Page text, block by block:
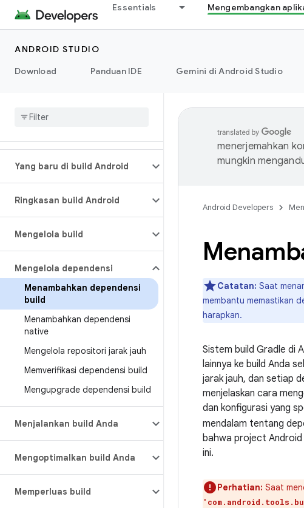
Essentials Mengembangkan
ANDROID STUDIO
Download
Panduan IDE Gemini di Android Studio
Yang baru di build Android
Ringkasan build Android
Mengelola build
Mengelola dependensi
Menambahkan dependensi
build
Menambahkan dependensi
native
Mengelola repositori jarak jauh
Memverifikasi dependensi build
Mengupgrade dependensi build
Menjalankan build Anda
Mengoptimalkan build Anda
Memperluas build
menerjemahkan
mungkin
Android Developers
Catatan: Saat
membantu memastikan
harapkan.
Sistem build Gradle di
lainnya ke build Anda
jarak jauh, dan setiap
menjelaskan cara
dan konfigurasi yang
mendalam tentang
bahwa project Android
ini.
Perhatian: Saat